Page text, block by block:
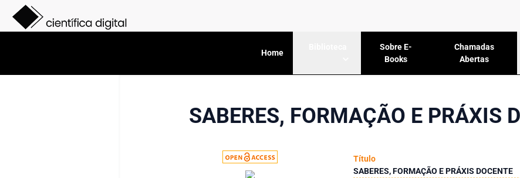
Home
Sobre E-
Books
Chamadas
Abertas
SABERES, FORMAÇÃO E PRÁXIS
Título
SABERES, FORMAÇÃO E PRÁXIS DOCENTE